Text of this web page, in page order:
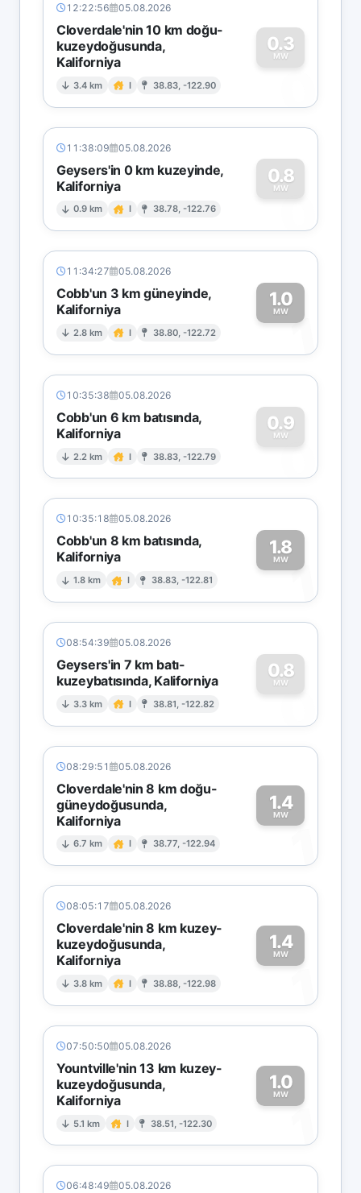
12:22:56 05.08.2026
Cloverdale'nin 10 km doğu-
kuzeydoğusunda,
Kaliforniya
3.4 km I 38.83, -122.90
0.3
MW
0
11:38:09 05.08.2026
Geysers'in 0 km kuzeyinde,
Kaliforniya
0.9 km I 38.78, -122.76
0.8
MW
0
11:34:27 05.08.2026
Cobb'un 3 km güneyinde,
Kaliforniya
2.8 km I 38.80, -122.72
1.0
MW1
10:35:38 05.08.2026
Cobb'un 6 km batısında,
Kaliforniya
2.2 km I 38.83, -122.79
0.9
MW
0
10:35:18 05.08.2026
Cobb'un 8 km batısında,
Kaliforniya
1.8 km I 38.83, -122.81
1.8
MW1
08:54:39 05.08.2026
Geysers'in 7 km batı-
kuzeybatısında, Kaliforniya
3.3 km I 38.81, -122.82
0.8
MW
0
08:29:51 05.08.2026
Cloverdale'nin 8 km doğu-
güneydoğusunda,
Kaliforniya
6.7 km I 38.77, -122.94
1.4
MW
1
08:05:17 05.08.2026
Cloverdale'nin 8 km kuzey-
kuzeydoğusunda,
Kaliforniya
3.8 km I 38.88, -122.98
1.4
MW
1
07:50:50 05.08.2026
Yountville'nin 13 km kuzey-
kuzeydoğusunda,
Kaliforniya
5.1 km I 38.51, -122.30
1.0
MW
1
06:48:49 05.08.2026